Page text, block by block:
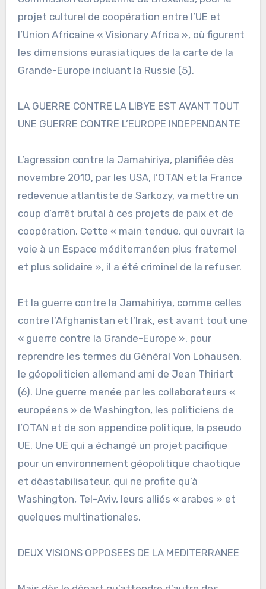
projet culturel de coopération entre l’UE et
l’Union Africaine « Visionary Africa », où figurent
les dimensions eurasiatiques de la carte de la
Grande-Europe incluant la Russie (5).
LA GUERRE CONTRE LA LIBYE EST AVANT TOUT
UNE GUERRE CONTRE L’EUROPE INDEPENDANTE
L’agression contre la Jamahiriya, planifiée dès
novembre 2010, par les USA, l’OTAN et la France
redevenue atlantiste de Sarkozy, va mettre un
coup d’arrêt brutal à ces projets de paix et de
coopération. Cette « main tendue, qui ouvrait la
voie à un Espace méditerranéen plus fraternel
et plus solidaire », il a été criminel de la refuser.
Et la guerre contre la Jamahiriya, comme celles
contre l’Afghanistan et l’Irak, est avant tout une
« guerre contre la Grande-Europe », pour
reprendre les termes du Général Von Lohausen,
le géopoliticien allemand ami de Jean Thiriart
(6). Une guerre menée par les collaborateurs «
européens » de Washington, les politiciens de
l’OTAN et de son appendice politique, la pseudo
UE. Une UE qui a échangé un projet pacifique
pour un environnement géopolitique chaotique
et déastabilisateur, qui ne profite qu’à
Washington, Tel-Aviv, leurs alliés « arabes » et
quelques multinationales.
DEUX VISIONS OPPOSEES DE LA MEDITERRANEE